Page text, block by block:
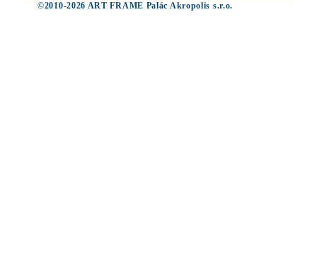
©2010-2026 ART FRAME Palác Akropolis s.r.o.